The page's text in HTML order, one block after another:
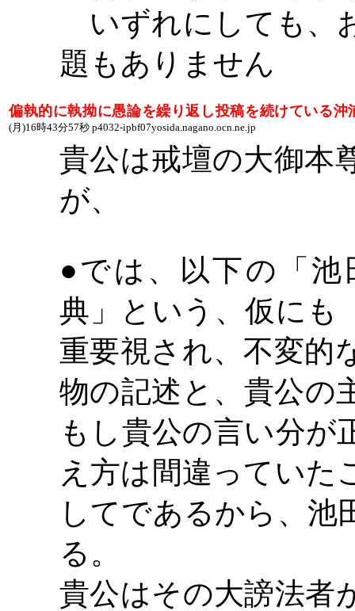
いずれにしても、
題もありません
偏執的に執拗に愚論を繰り返し投稿を続けている沖
(月 )16時43分57秒 p4032-ipbf07yosida.nagano.ocn.ne.jp
貴公は戒壇の大御本
が、
●では、以下の「池
典」という、仮にも
重要視され、不変的
物の記述と、貴公の
もし貴公の言い分が
え方は間違っていた
してであるから、池
る。
貴公はその大謗法者